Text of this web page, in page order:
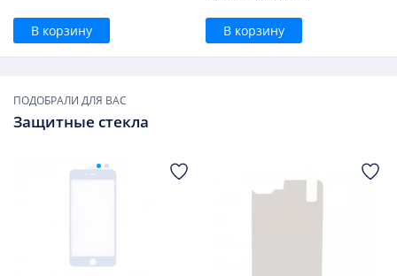
В корзину В корзину
ПОДОБРАЛИ ДЛЯ ВАС
Защитные стекла